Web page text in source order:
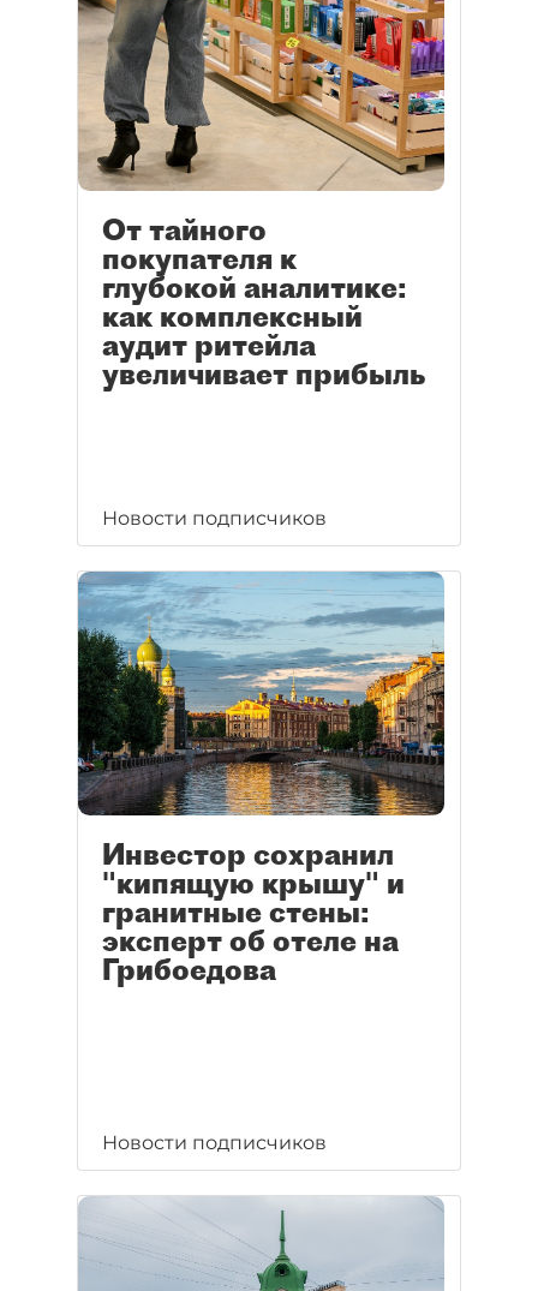
От тайного
покупателя к
глубокой аналитике:
как комплексный
аудит ритейла
увеличивает прибыль
Новости подписчиков
Инвестор сохранил
"кипящую крышу" и
гранитные стены:
эксперт об отеле на
Грибоедова
Новости подписчиков